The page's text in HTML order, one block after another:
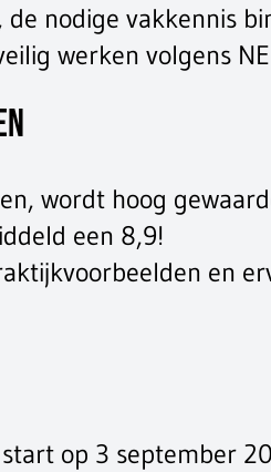
nodige vakkennis
werken volgens
wordt hoog
een 8,9!
en
op 3 september